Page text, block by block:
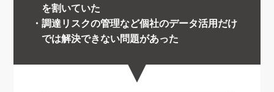
を割いていた
調達リスクの管理など個社のデータ活用だけ
では解決できない問題があった